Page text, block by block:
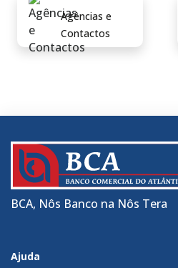
Agências e
Contactos
BCA, Nôs Banco na Nôs Tera
Ajuda